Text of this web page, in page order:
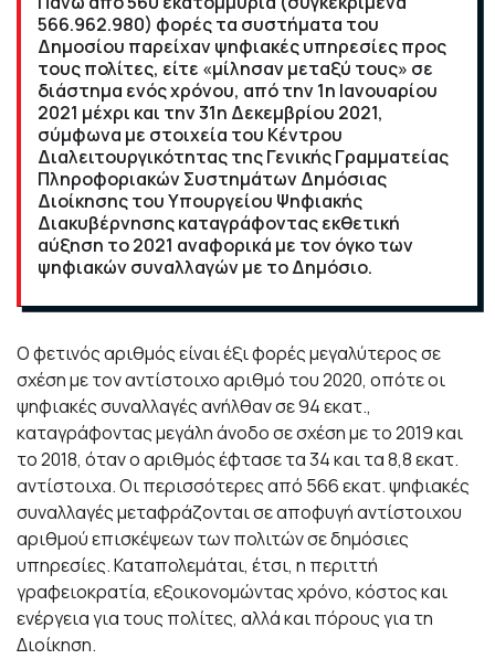
566.962.980) φορές τα συστήματα του
Δημοσίου παρείχαν ψηφιακές υπηρεσίες προς
τους πολίτες, είτε «μίλησαν μεταξύ τους» σε
διάστημα ενός χρόνου, από την 1η Ιανουαρίου
2021 μέχρι και την 31η Δεκεμβρίου 2021,
σύμφωνα με στοιχεία του Κέντρου
Διαλειτουργικότητας της Γενικής Γραμματείας
Πληροφοριακών Συστημάτων Δημόσιας
Διοίκησης του Υπουργείου Ψηφιακής
Διακυβέρνησης καταγράφοντας εκθετική
αύξηση το 2021 αναφορικά με τον όγκο των
ψηφιακών συναλλαγών με το Δημόσιο.
Ο φετινός αριθμός είναι έξι φορές μεγαλύτερος σε
σχέση με τον αντίστοιχο αριθμό του 2020, οπότε οι
ψηφιακές συναλλαγές ανήλθαν σε 94 εκατ.,
καταγράφοντας μεγάλη άνοδο σε σχέση με το 2019 και
το 2018, όταν ο αριθμός έφτασε τα 34 και τα 8,8 εκατ.
αντίστοιχα. Οι περισσότερες από 566 εκατ. ψηφιακές
συναλλαγές μεταφράζονται σε αποφυγή αντίστοιχου
αριθμού επισκέψεων των πολιτών σε δημόσιες
υπηρεσίες. Καταπολεμάται, έτσι, η περιττή
γραφειοκρατία, εξοικονομώντας χρόνο, κόστος και
ενέργεια για τους πολίτες, αλλά και πόρους για τη
Διοίκηση.